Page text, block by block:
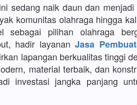
sedang naik daun dan
komunitas olahraga hingga
sebagai pilihan olahraga
hadir layanan Jasa
lapangan berkualitas tinggi
material terbaik, dan
investasi jangka panjang